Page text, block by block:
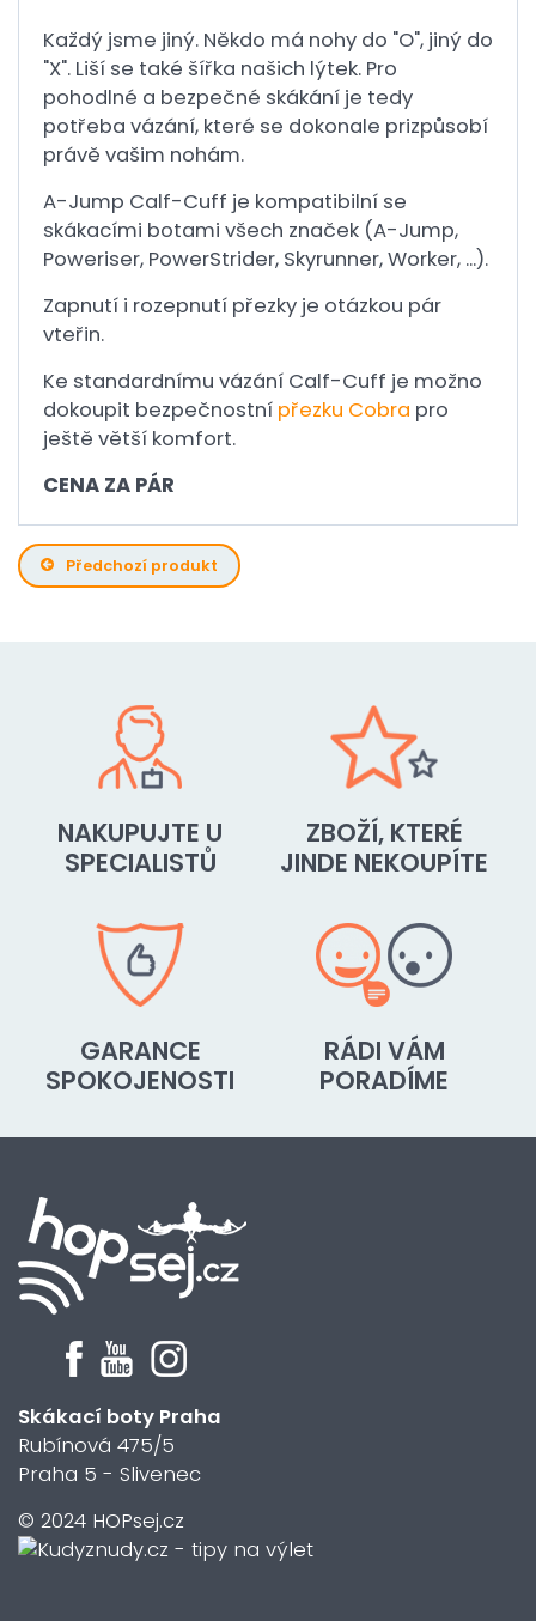
Každý jsme jiný. Někdo má nohy do "O", jiný do
"X". Liší se také šířka našich lýtek. Pro
pohodlné a bezpečné skákání je tedy
potřeba vázání, které se dokonale prizpůsobí
právě vašim nohám.
A-Jump Calf-Cuff je kompatibilní se
skákacími botami všech značek (A-Jump,
Poweriser, PowerStrider, Skyrunner, Worker, ...).
Zapnutí i rozepnutí přezky je otázkou pár
vteřin.
Ke standardnímu vázání Calf-Cuff je možno
dokoupit bezpečnostní přezku Cobra pro
ještě větší komfort.
CENA ZA PÁR
Předchozí produkt
NAKUPUJTE U
SPECIALISTŮ
ZBOŽÍ, KTERÉ
JINDE NEKOUPÍTE
GARANCE
SPOKOJENOSTI
RÁDI VÁM
PORADÍME
Skákací boty Praha
Rubínová 475/5
Praha 5 - Slivenec
© 2024 HOPsej.cz